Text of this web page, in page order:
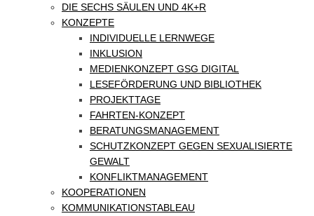
DIE SECHS SÄULEN UND 4K+R
KONZEPTE
INDIVIDUELLE LERNWEGE
INKLUSION
MEDIENKONZEPT GSG DIGITAL
LESEFÖRDERUNG UND BIBLIOTHEK
PROJEKTTAGE
FAHRTEN-KONZEPT
BERATUNGSMANAGEMENT
SCHUTZKONZEPT GEGEN SEXUALISIERTE
GEWALT
KONFLIKTMANAGEMENT
KOOPERATIONEN
KOMMUNIKATIONSTABLEAU